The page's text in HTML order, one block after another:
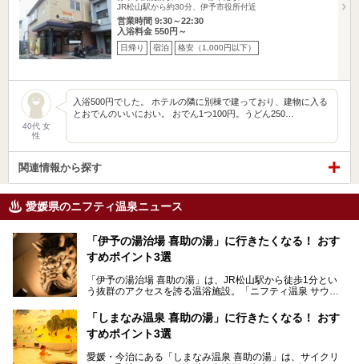
JR松山駅から約30分、伊予市役所付近
営業時間 9:30～22:30
入浴料金 550円～
日帰り 宿泊 格安（1,000円以下）
40代 女
性
入浴500円でした。 ホテルの隣に別棟で建っており、建物に入る
とおでんのいいにおい。 おでん1つ100円。うどん250…
関連情報から探す
愛媛県のニフティ温泉ニュース
「伊予の湯治場 喜助の湯」に行きたくなる！ おす
すめポイント3選
「伊予の湯治場 喜助の湯」は、JR松山駅から徒歩1分とい
う抜群のアクセスを誇る温浴施設。「ニフティ温泉 サウナ
ナーが訪れる人気スポットです。天然温泉・サウナ・岩盤
浴・食事・宿泊まで“癒しのすべて”がそろう人気施設の中で
も、特におすすめしたい3つのポイントについて厳選してお
「しまなみ温泉 喜助の湯」に行きたくなる！ おす
すめポイント3選
愛媛・今治にある「しまなみ温泉 喜助の湯」は、サイクリ